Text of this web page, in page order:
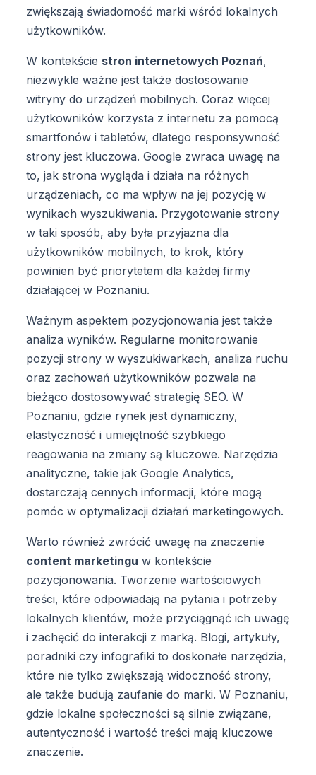
zwiększają świadomość marki wśród lokalnych
użytkowników.
W kontekście stron internetowych Poznań,
niezwykle ważne jest także dostosowanie
witryny do urządzeń mobilnych. Coraz więcej
użytkowników korzysta z internetu za pomocą
smartfonów i tabletów, dlatego responsywność
strony jest kluczowa. Google zwraca uwagę na
to, jak strona wygląda i działa na różnych
urządzeniach, co ma wpływ na jej pozycję w
wynikach wyszukiwania. Przygotowanie strony
w taki sposób, aby była przyjazna dla
użytkowników mobilnych, to krok, który
powinien być priorytetem dla każdej firmy
działającej w Poznaniu.
Ważnym aspektem pozycjonowania jest także
analiza wyników. Regularne monitorowanie
pozycji strony w wyszukiwarkach, analiza ruchu
oraz zachowań użytkowników pozwala na
bieżąco dostosowywać strategię SEO. W
Poznaniu, gdzie rynek jest dynamiczny,
elastyczność i umiejętność szybkiego
reagowania na zmiany są kluczowe. Narzędzia
analityczne, takie jak Google Analytics,
dostarczają cennych informacji, które mogą
pomóc w optymalizacji działań marketingowych.
Warto również zwrócić uwagę na znaczenie
content marketingu w kontekście
pozycjonowania. Tworzenie wartościowych
treści, które odpowiadają na pytania i potrzeby
lokalnych klientów, może przyciągnąć ich uwagę
i zachęcić do interakcji z marką. Blogi, artykuły,
poradniki czy infografiki to doskonałe narzędzia,
które nie tylko zwiększają widoczność strony,
ale także budują zaufanie do marki. W Poznaniu,
gdzie lokalne społeczności są silnie związane,
autentyczność i wartość treści mają kluczowe
znaczenie.